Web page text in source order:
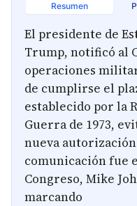
Resumen
El presidente de
Trump, notificó al
operaciones
de cumplirse el
establecido por la
Guerra de 1973,
nueva
comunicación fue
Congreso, Mike
marcando